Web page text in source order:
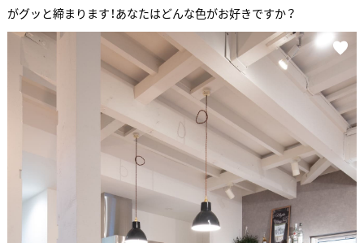
がグッと締まります！あなたはどんな色がお好きですか？